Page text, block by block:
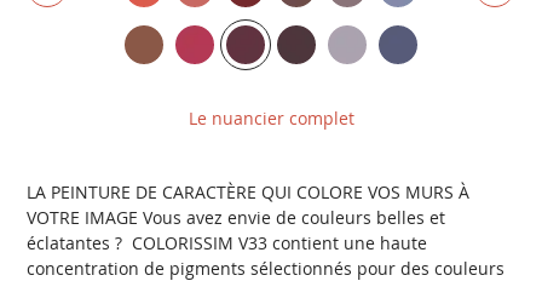
Le nuancier complet
LA PEINTURE DE CARACTÈRE QUI COLORE VOS MURS À
VOTRE IMAGE Vous avez envie de couleurs belles et
éclatantes ? COLORISSIM V33 contient une haute
concentration de pigments sélectionnés pour des couleurs